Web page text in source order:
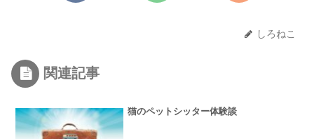
しろねこ
関連記事
猫のペットシッター体験談